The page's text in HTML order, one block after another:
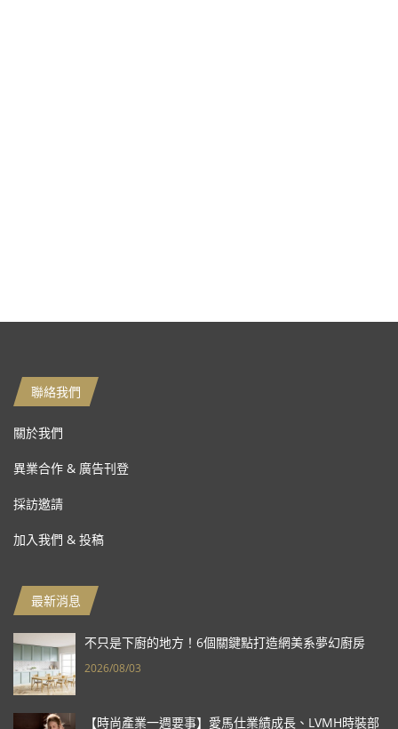
聯絡我們
關於我們
異業合作 & 廣告刊登
採訪邀請
加入我們 & 投稿
最新消息
不只是下廚的地方！6個關鍵點打造網美系夢幻廚房
2026/08/03
【時尚產業一週要事】愛馬仕業績成長、LVMH時裝部